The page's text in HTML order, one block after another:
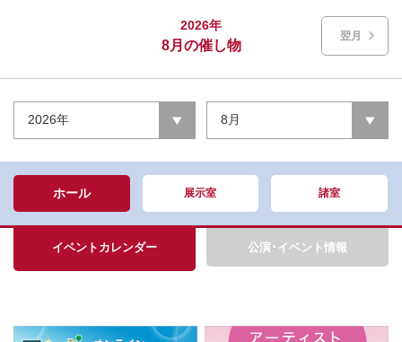
翌月
2026年
8月の催し物
2026年 8月
ホール 展示室 諸室
イベントカレンダー 公演･イベント情報